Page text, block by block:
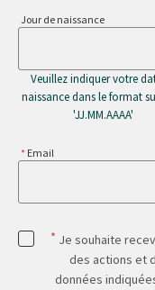
Jour de naissance
Veuillez indiquer votre
naissance dans le format
'JJ.MM.AAAA'
Email
* Je souhaite
des actions et
données